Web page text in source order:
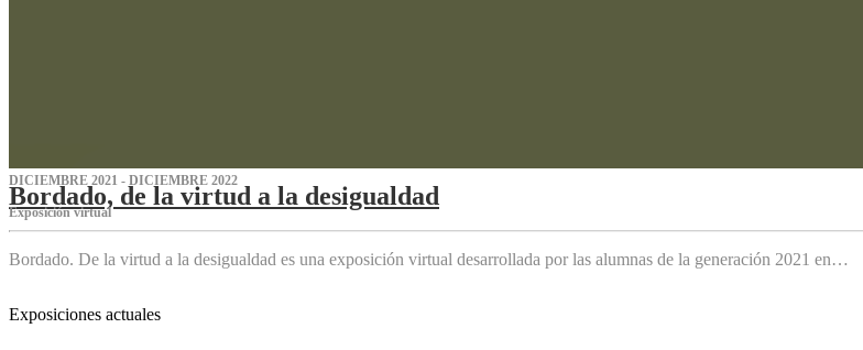
DICIEMBRE 2021 - DICIEMBRE 2022
Bordado, de la virtud a la desigualdad
Exposición virtual‌
Bordado. De la virtud a la desigualdad es una exposición virtual desarrollada por las alumnas de la generación 2021 en…
Exposiciones actuales